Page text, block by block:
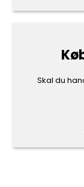
Skal du